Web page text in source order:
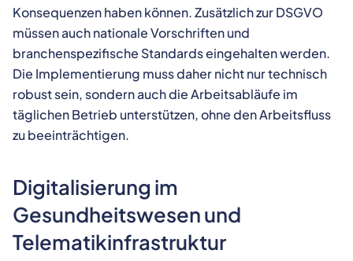
Konsequenzen haben können. Zusätzlich zur DSGVO
müssen auch nationale Vorschriften und
branchenspezifische Standards eingehalten werden.
Die Implementierung muss daher nicht nur technisch
robust sein, sondern auch die Arbeitsabläufe im
täglichen Betrieb unterstützen, ohne den Arbeitsfluss
zu beeinträchtigen.
Digitalisierung im
Gesundheitswesen und
Telematikinfrastruktur